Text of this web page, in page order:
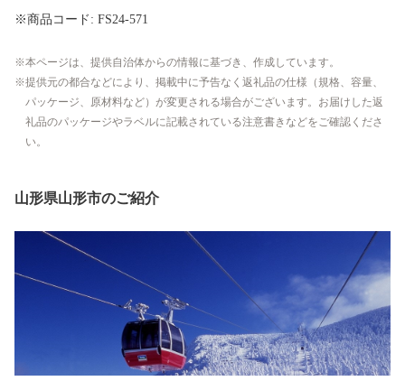
※商品コード: FS24-571
本ページは、提供自治体からの情報に基づき、作成しています。
提供元の都合などにより、掲載中に予告なく返礼品の仕様（規格、容量、
パッケージ、原材料など）が変更される場合がございます。お届けした返
礼品のパッケージやラベルに記載されている注意書きなどをご確認くださ
い。
山形県山形市のご紹介